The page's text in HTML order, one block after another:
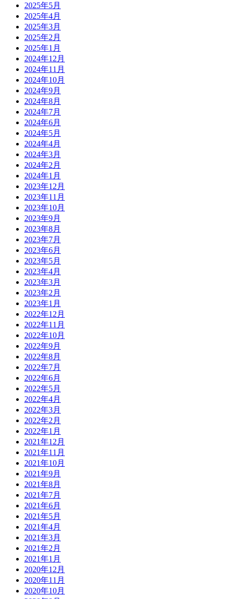
2025年5月
2025年4月
2025年3月
2025年2月
2025年1月
2024年12月
2024年11月
2024年10月
2024年9月
2024年8月
2024年7月
2024年6月
2024年5月
2024年4月
2024年3月
2024年2月
2024年1月
2023年12月
2023年11月
2023年10月
2023年9月
2023年8月
2023年7月
2023年6月
2023年5月
2023年4月
2023年3月
2023年2月
2023年1月
2022年12月
2022年11月
2022年10月
2022年9月
2022年8月
2022年7月
2022年6月
2022年5月
2022年4月
2022年3月
2022年2月
2022年1月
2021年12月
2021年11月
2021年10月
2021年9月
2021年8月
2021年7月
2021年6月
2021年5月
2021年4月
2021年3月
2021年2月
2021年1月
2020年12月
2020年11月
2020年10月